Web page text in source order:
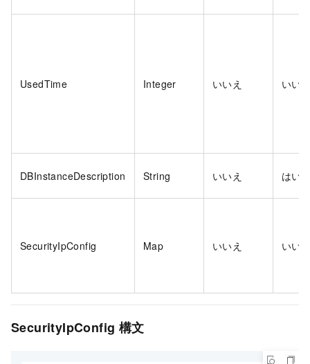
UsedTime Integer いいえ いい
DBInstanceDescription String いいえ はい
SecurityIpConfig Map いいえ いい
SecurityIpConfig 構文